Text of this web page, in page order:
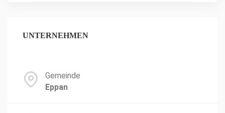
UNTERNEHMEN
Gemeinde
Eppan